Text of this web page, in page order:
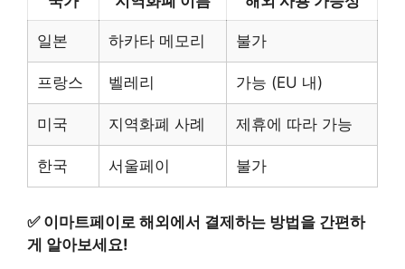
일본 하카타 메모리 불가
프랑스 벨레리 가능 (EU 내)
미국 지역화폐 사례 제휴에 따라 가능
한국 서울페이 불가
✅ 이마트페이로 해외에서 결제하는 방법을 간편하
게 알아보세요!